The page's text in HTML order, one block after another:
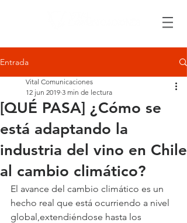
Entrada
[QUÉ PASA] ¿Cómo se
está adaptando la
industria del vino en Chile
al cambio climático?
Vital Comunicaciones
12 jun 2019 3 min de lectura
El avance del cambio climático es un
hecho real que está ocurriendo a nivel
global,extendiéndose hasta los